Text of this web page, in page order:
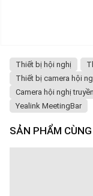
Thiết bị hội nghị
Thiết bị camera hội
Camera hội nghị
Yealink MeetingBar
SẢN PHẨM